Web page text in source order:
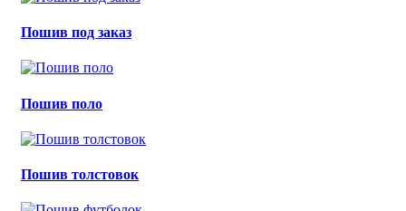
Пошив под заказ
Пошив поло
Пошив толстовок